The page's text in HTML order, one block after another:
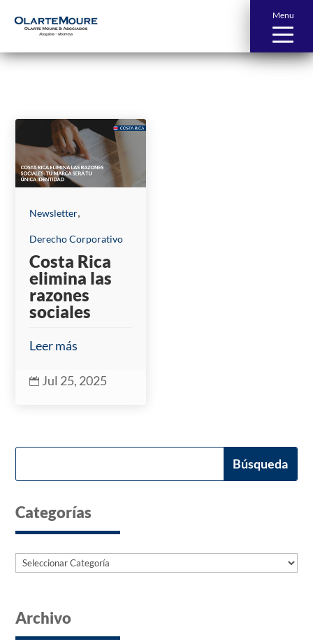
Menu
Newsletter,
Derecho Corporativo
Costa Rica
elimina las
razones
sociales
Leer más
 Jul 25, 2025
Categorías
Categorías
Archivo